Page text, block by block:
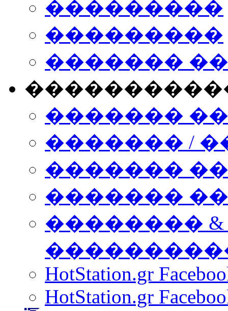
���������
���������
�������
�������
������� /
�������
������� ���
��������
HotStation.gr
HotStation.gr